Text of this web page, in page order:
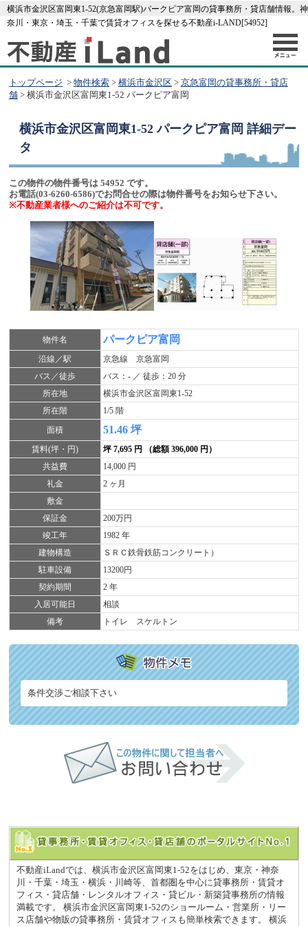
横浜市金沢区富岡東1-52(京急富岡駅)パークピア富岡の貸事務所・貸店舗情報。神
奈川・東京・埼玉・千葉で賃貸オフィスを探せる不動産i-LAND[54952]
トップページ > 物件検索> 横浜市金沢区> 京急富岡の貸事務所・貸店
舗> 横浜市金沢区富岡東1-52 パークピア富岡
横浜市金沢区富岡東1-52 パークピア富岡 詳細デー
タ
この物件の物件番号は 54952 です。
お電話(03-6260-6586)でお問合せの際は物件番号をお知らせ下さい。
※不動産業者様へのご紹介は不可です。
物件名 パークピア富岡
沿線／駅
京急線 京急富岡
バス／徒歩
バス：- ／ 徒歩：20 分
所在地
横浜市金沢区富岡東1-52
所在階
1/5 階
面積
51.46 坪
賃料(坪・円)
坪 7,695 円 （総額 396,000 円）
共益費
14,000 円
礼金
2 ヶ月
敷金
保証金
200万円
竣工年
1982 年
建物構造
ＳＲＣ鉄骨鉄筋コンクリート）
駐車設備
13200円
契約期間
2 年
入居可能日
相談
備考
トイレ スケルトン
条件交渉ご相談下さい
不動産iLandでは、横浜市金沢区富岡東1-52をはじめ、東京・神奈
川・千葉・埼玉・横浜・川崎等、首都圏を中心に貸事務所・賃貸オ
フィス・貸店舗・レンタルオフィス・貸ビル・新築貸事務所の情報
満載です。 横浜市金沢区富岡東1-52のショールーム・営業所・リー
ス店舗や物販の貸事務所・賃貸オフィスも簡単検索できます。 横浜